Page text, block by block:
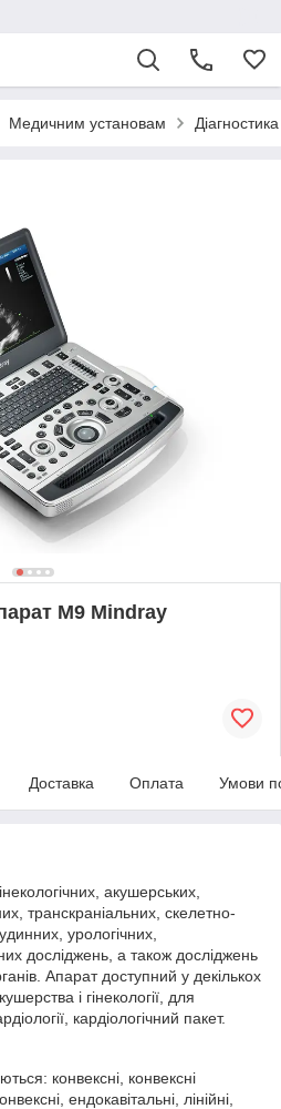
Медичним установам Діагностика
М9 Mindray
Доставка Оплата Умови
акушерських,
транскраніальних, скелетно-
урологічних,
досліджень, а також досліджень
Апарат доступний у декількох
і гінекології, для
кардіологічний пакет.
конвексні, конвексні
ендокавітальні, лінійні,